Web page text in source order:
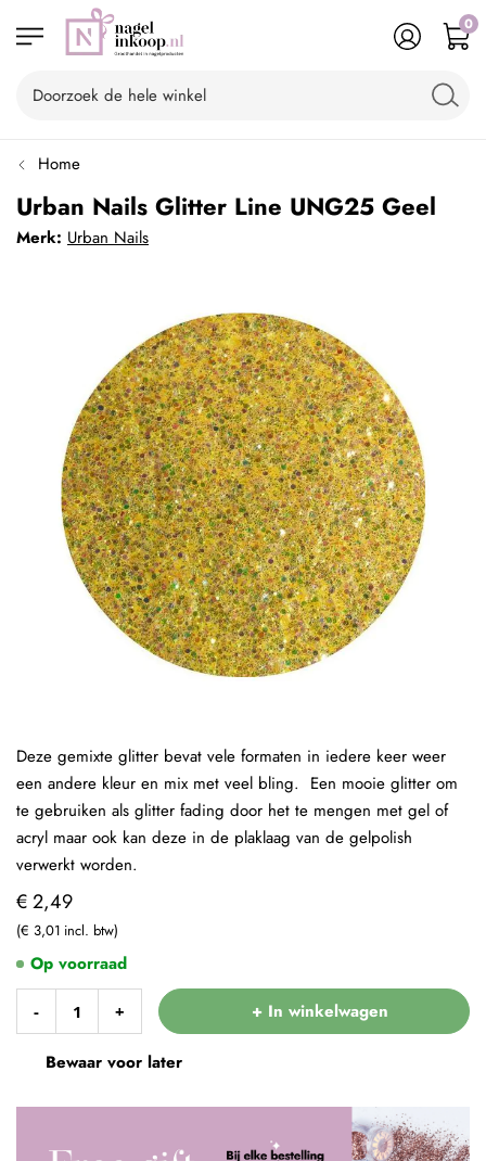
0
Home
Urban Nails Glitter Line UNG25 Geel
Merk: Urban Nails
€ 2,49
€ 3,01
- + + In winkelwagen
Bewaar voor later
Op voorraad
Deze gemixte glitter bevat vele formaten in iedere keer weer
een andere kleur en mix met veel bling. Een mooie glitter om
te gebruiken als glitter fading door het te mengen met gel of
acryl maar ook kan deze in de plaklaag van de gelpolish
verwerkt worden.